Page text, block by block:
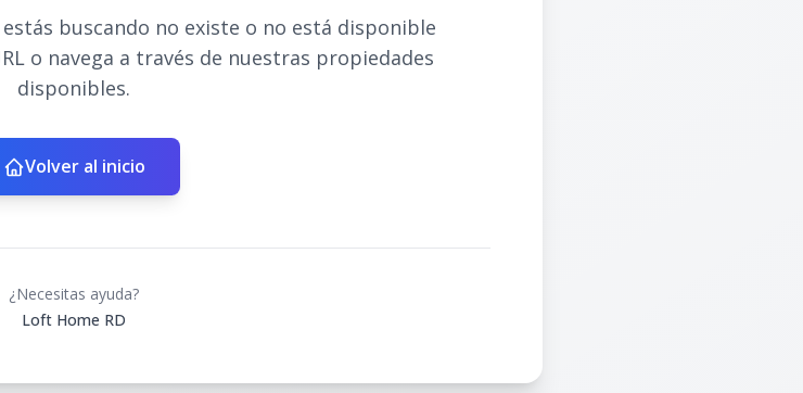
buscando no existe o no está disponible
o navega a través de nuestras propiedades
disponibles.
Volver al inicio
¿Necesitas ayuda?
Loft Home RD